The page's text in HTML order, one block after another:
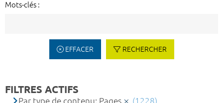
Mots-clés :
EFFACER RECHERCHER
FILTRES ACTIFS
Par type de contenu: Pages (1228)